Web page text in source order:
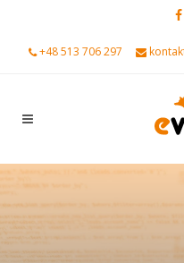
+48 513 706 297